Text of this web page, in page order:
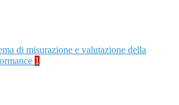
di misurazione e valutazione della
1